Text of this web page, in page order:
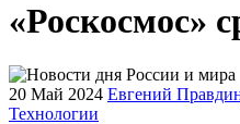
«Роскосмос»
20 Май 2024 Евгений
Технологии